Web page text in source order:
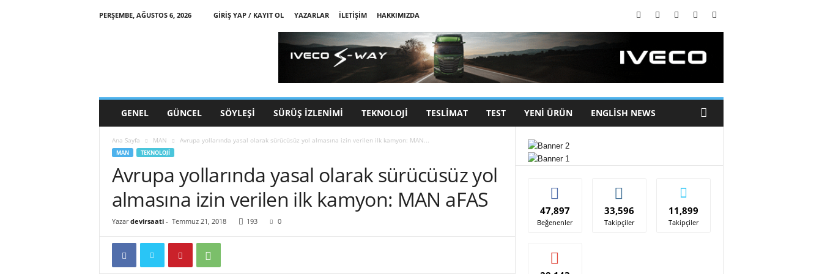
PERŞEMBE, AĞUSTOS 6, 2026 GIRIŞ YAP / KAYIT OL YAZARLAR İLETIŞIM
HAKKIMIZDA
GENEL GÜNCEL SÖYLEŞI SÜRÜŞ İZLENIMI TEKNOLOJI TESLIMAT TEST YENI ÜRÜN ENGLISH NEWS
Ana Sayfa MAN Avrupa yollarında yasal olarak sürücüsüz yol almasına izin verilen ilk kamyon: MAN...
MAN TEKNOLOJI
Avrupa yollarında yasal olarak sürücüsüz yol
almasına izin verilen ilk kamyon: MAN aFAS
Yazar devirsaati- Temmuz 21, 2018 193 0
47,897
Beğenenler
33,596
Takipçiler
11,899
Takipçiler